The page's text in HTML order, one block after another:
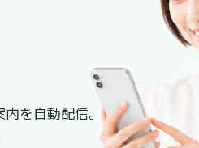
内を自動配信。